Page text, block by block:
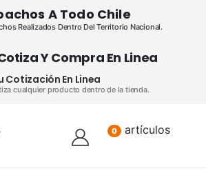
A Todo Chile
Realizados Dentro Del Territorio Nacional.
Y Compra En Linea
Cotización En Linea
cualquier producto dentro de la tienda.
0 artículos